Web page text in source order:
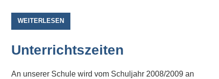
Sportwettkampf,
oder
Exkursion
WEITERLESEN
Unterrichtszeiten
An unserer Schule wird vom Schuljahr 2008/2009 an